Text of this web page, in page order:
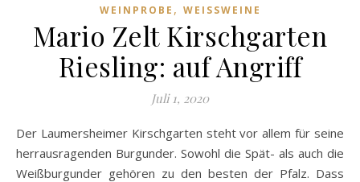
WEINPROBE , WEISSWEINE
Mario Zelt Kirschgarten
Riesling: auf Angriff
Juli 1, 2020
Der Laumersheimer Kirschgarten steht vor allem für seine
herrausragenden Burgunder. Sowohl die Spät- als auch die
Weißburgunder gehören zu den besten der Pfalz. Dass